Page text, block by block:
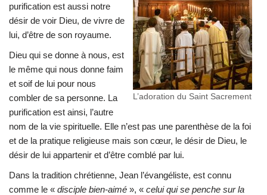
L’adoration du Saint Sacrement
purification est aussi notre
désir de voir Dieu, de vivre de
lui, d’être de son royaume.
Dieu qui se donne à nous, est
le même qui nous donne faim
et soif de lui pour nous
combler de sa personne. La
purification est ainsi, l’autre
nom de la vie spirituelle. Elle n’est pas une parenthèse de la foi
et de la pratique religieuse mais son cœur, le désir de Dieu, le
désir de lui appartenir et d’être comblé par lui.
Dans la tradition chrétienne, Jean l’évangéliste, est connu
comme le « disciple bien-aimé », « celui qui se penche sur la